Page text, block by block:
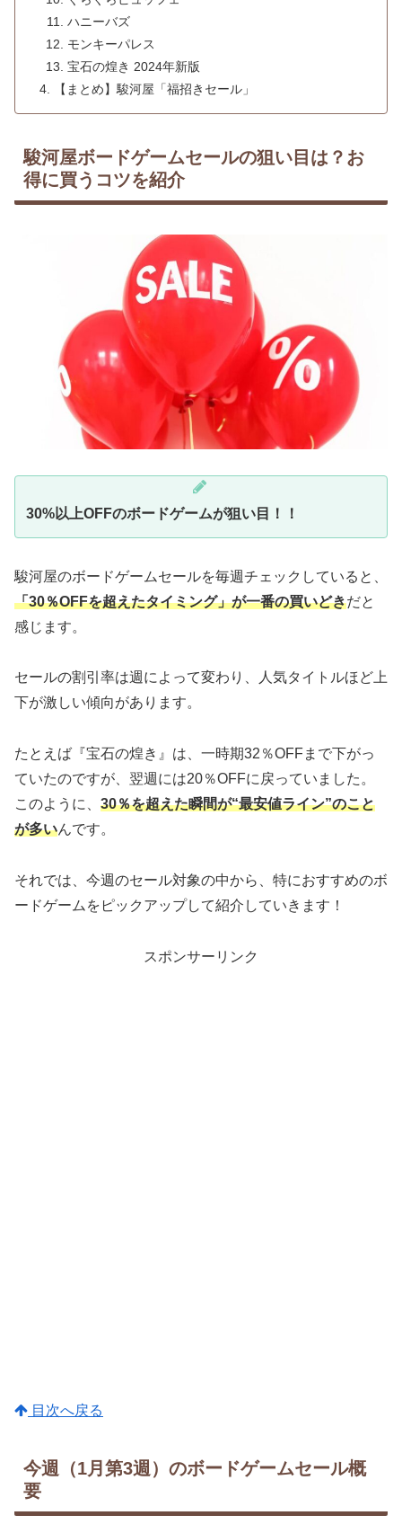
ハニーバズ
モンキーパレス
宝石の煌き 2024年新版
【まとめ】駿河屋「福招きセール」
駿河屋ボードゲームセールの狙い目は？お
得に買うコツを紹介
30%以上OFFのボードゲームが狙い目！！
駿河屋のボードゲームセールを毎週チェックしていると、
「30％OFFを超えたタイミング」が一番の買いどきだと
感じます。
セールの割引率は週によって変わり、人気タイトルほど上
下が激しい傾向があります。
たとえば『宝石の煌き』は、一時期32％OFFまで下がっ
ていたのですが、翌週には20％OFFに戻っていました。
このように、 30％を超えた瞬間が“最安値ライン”のこと
が多いんです。
それでは、今週のセール対象の中から、特におすすめのボ
ードゲームをピックアップして紹介していきます！
スポンサーリンク
目次へ戻る
今週（1月第3週）のボードゲームセール概
要